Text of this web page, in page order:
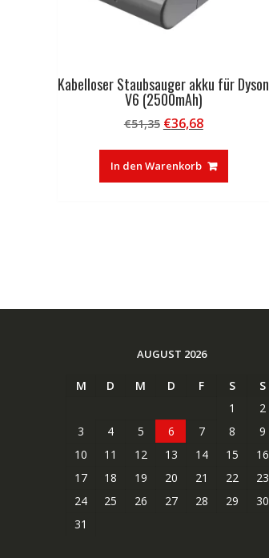
Kabelloser Staubsauger akku für Dyson
V6 (2500mAh)
€51,35 Ursprünglicher
war:
€51,35
€36,68Aktueller
ist:
€36,68.
In den Warenkorb
AUGUST 2026
M D M D F S
S
1
2
3
4 5 6 7 8
9
10
11 12 13 14 15
16
17
18 19 20 21 22
23
24
25 26 27 28 29
30
31